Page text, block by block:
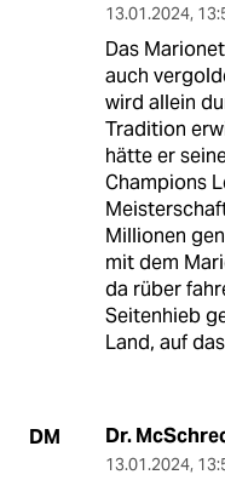
13.01.2024,
Das
auch
wird allein
Tradition
hätte er
Champions
Millionen
mit dem
da rüber
Seitenhieb
Land, auf
DM Dr.
13.01.2024,